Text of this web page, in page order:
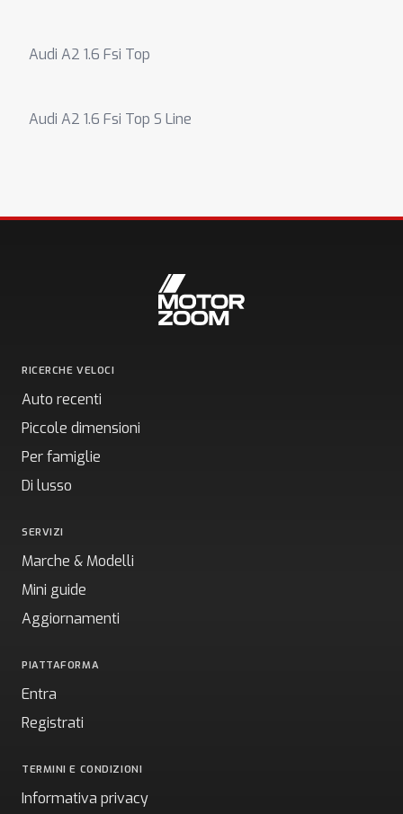
Audi A2 1.6 Fsi Top
Audi A2 1.6 Fsi Top S Line
RICERCHE VELOCI
Auto recenti
Piccole dimensioni
Per famiglie
Di lusso
SERVIZI
Marche & Modelli
Mini guide
Aggiornamenti
PIATTAFORMA
Entra
Registrati
TERMINI E CONDIZIONI
Informativa privacy